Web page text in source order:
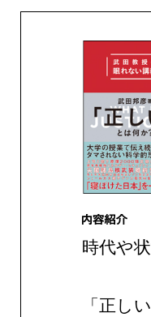
時代や
「正し